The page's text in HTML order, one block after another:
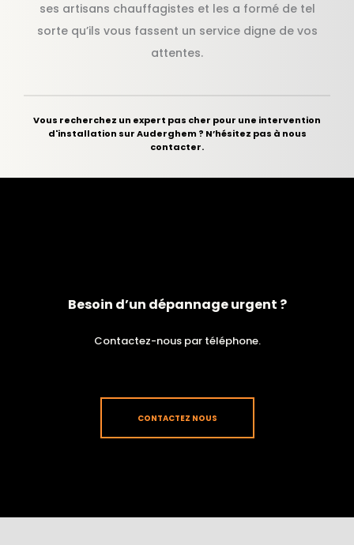
ses artisans chauffagistes et les a formé de tel
sorte qu’ils vous fassent un service digne de vos
attentes.
Vous recherchez un expert pas cher pour une intervention
d'installation sur Auderghem ? N’hésitez pas à nous
contacter.
Besoin d’un dépannage urgent ?
Contactez-nous par téléphone.
CONTACTEZ NOUS